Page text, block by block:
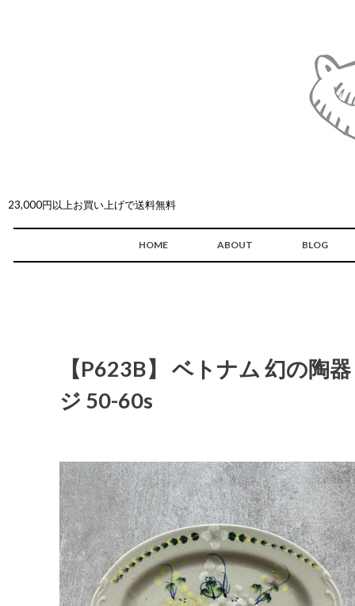
23,000円以上お買い上げで送料無料
HOME ABOUT BLOG
【P623B】 ベトナム 幻の陶
ジ 50-60s